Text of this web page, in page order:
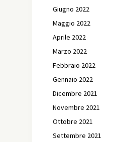
Giugno 2022
Maggio 2022
Aprile 2022
Marzo 2022
Febbraio 2022
Gennaio 2022
Dicembre 2021
Novembre 2021
Ottobre 2021
Settembre 2021